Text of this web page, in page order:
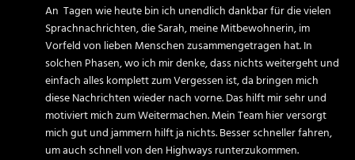
An Tagen wie heute bin ich unendlich dankbar für die vielen
Sprachnachrichten, die Sarah, meine Mitbewohnerin, im
Vorfeld von lieben Menschen zusammengetragen hat. In
solchen Phasen, wo ich mir denke, dass nichts weitergeht und
einfach alles komplett zum Vergessen ist, da bringen mich
diese Nachrichten wieder nach vorne. Das hilft mir sehr und
motiviert mich zum Weitermachen. Mein Team hier versorgt
mich gut und jammern hilft ja nichts. Besser schneller fahren,
um auch schnell von den Highways runterzukommen.